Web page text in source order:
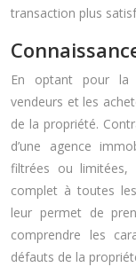
transaction plus
En optant pour la
vendeurs et les
de la propriété.
d’une agence
filtrées ou limitées,
complet à toutes
leur permet de
comprendre les
défauts de la